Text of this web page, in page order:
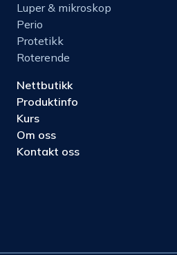
Luper & mikroskop
Perio
Protetikk
Roterende
Nettbutikk
Produktinfo
Kurs
Om oss
Kontakt oss